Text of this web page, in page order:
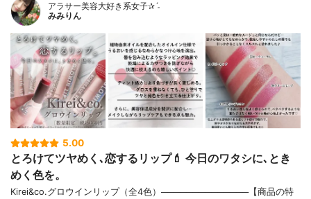
アラサー美容大好き系女子✰ˊ˗
みみりん
5.00
とろけてツヤめく､恋するリップ💄 今日のワタシに､とき
めく色を。
Kirei&co.グロウインリップ（全4色）──────────────【商品の特